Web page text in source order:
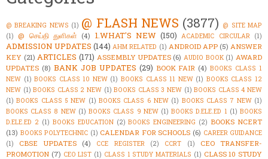
@ BREAKING NEWS (1) @ FLASH NEWS (3877) @ SITE MAP
(1) @ செய்தி துளிகள் (4) 1.WHAT'S NEW (150) ACADEMIC CIRCULAR (1)
ADMISSION UPDATES (144) AHM RELATED (1) ANDROID APP (5) ANSWER
KEY (21) ARTICLES (171) ASSEMBLY UPDATES (6) AUDIO BOOK (1) AWARD
UPDATES (8) BANK JOB UPDATES (29) BOOK FAIR (4) BOOKS CLASS 1
NEW (1) BOOKS CLASS 10 NEW (1) BOOKS CLASS 11 NEW (1) BOOKS CLASS 12
NEW (1) BOOKS CLASS 2 NEW (1) BOOKS CLASS 3 NEW (1) BOOKS CLASS 4 NEW
(1) BOOKS CLASS 5 NEW (1) BOOKS CLASS 6 NEW (1) BOOKS CLASS 7 NEW (1)
BOOKS CLASS 8 NEW (1) BOOKS CLASS 9 NEW (1) BOOKS D.ELE.ED 1 (1) BOOKS
D.ELE.ED 2 (1) BOOKS EDUCATION (2) BOOKS ENGINEERING (2) BOOKS NCERT
(13) BOOKS POLYTECHNIC (1) CALENDAR FOR SCHOOLS (6) CAREER GUIDANCE
(1)
CBSE UPDATES (4) CCE REGISTER (2) CCRT (1)
CEO TRANSFER-
PROMOTION (7) CEO LIST (1) CLASS 1 STUDY MATERIALS (1) CLASS 10 STUDY